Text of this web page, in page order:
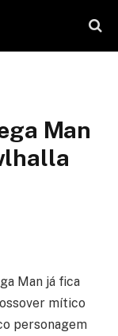
Man
Man já fica
mítico
personagem